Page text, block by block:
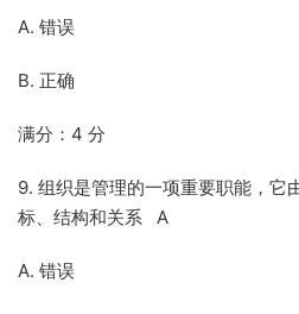
A. 错误
B. 正确
满分：4 分
9. 组织是管理的一项重要职能，它
标、结构和关系 A
A. 错误